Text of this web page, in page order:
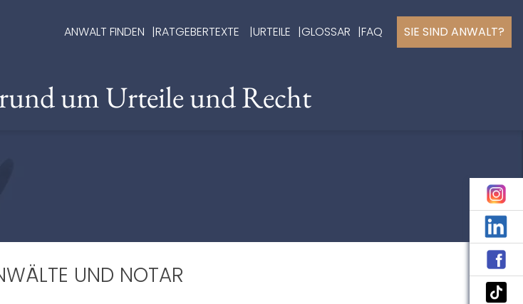
ANWALT FINDEN RATGEBERTEXTE URTEILE GLOSSAR FAQ SIE SIND ANWALT?
um Urteile und Recht
UND NOTAR